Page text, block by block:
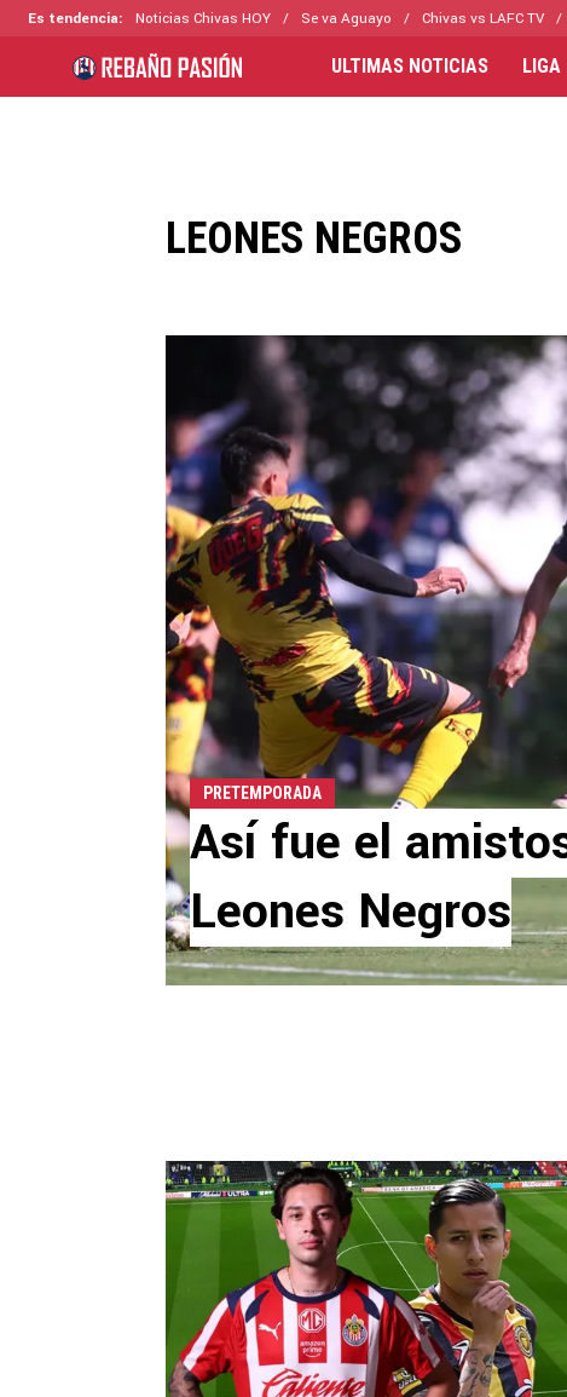
Es tendencia: Noticias Chivas HOY Se va Aguayo Chivas vs LAFC TV
ULTIMAS NOTICIAS LIGA
LEONES NEGROS
PRETEMPORADA
Así fue el
Leones Negros